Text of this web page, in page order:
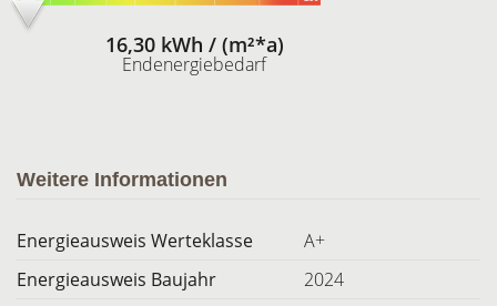
16,30 kWh / (m²*a)
Endenergiebedarf
Weitere Informationen
Energieausweis Werteklasse
A+
Energieausweis Baujahr
2024